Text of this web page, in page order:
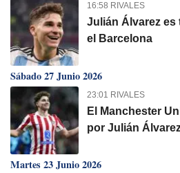
16:58 RIVALES
Julián Álvarez es
el Barcelona
Sábado 27 Junio 2026
23:01 RIVALES
El Manchester
por Julián
Martes 23 Junio 2026